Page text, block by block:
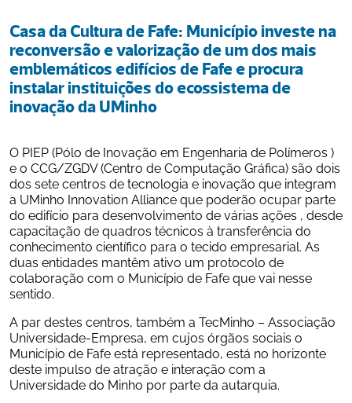
Casa da Cultura de Fafe: Município investe na
reconversão e valorização de um dos mais
emblemáticos edifícios de Fafe e procura
instalar instituições do ecossistema de
inovação da UMinho
O PIEP (Pólo de Inovação em Engenharia de Polímeros )
e o CCG/ZGDV (Centro de Computação Gráfica) são dois
dos sete centros de tecnologia e inovação que integram
a UMinho Innovation Alliance que poderão ocupar parte
do edifício para desenvolvimento de várias ações , desde
capacitação de quadros técnicos à transferência do
conhecimento científico para o tecido empresarial. As
duas entidades mantêm ativo um protocolo de
colaboração com o Município de Fafe que vai nesse
sentido.
A par destes centros, também a TecMinho – Associação
Universidade-Empresa, em cujos órgãos sociais o
Município de Fafe está representado, está no horizonte
deste impulso de atração e interação com a
Universidade do Minho por parte da autarquia.